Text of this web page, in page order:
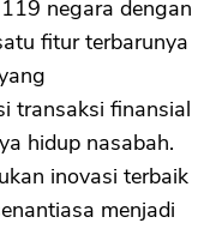
negara dengan
fitur terbarunya
transaksi finansial
hidup nasabah.
inovasi terbaik
menjadi